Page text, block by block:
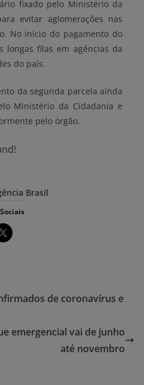
fixado pelo Ministério da
evitar aglomerações nas
No início do pagamento do
longas filas em agências da
do país.
da segunda parcela ainda
Ministério da Cidadania e
pelo órgão.
Brasil
de coronavírus e
emergencial vai de junho
até novembro